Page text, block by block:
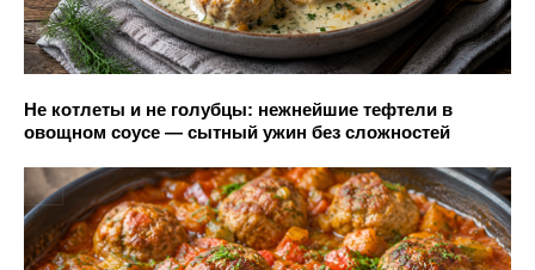
Не котлеты и не голубцы: нежнейшие тефтели в
овощном соусе — сытный ужин без сложностей